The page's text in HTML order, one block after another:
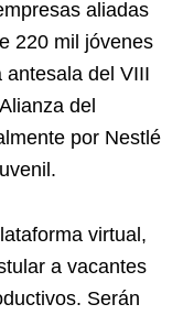
aliadas
220 mil jóvenes
antesala del VIII
del
por Nestlé
virtual,
a vacantes
Serán